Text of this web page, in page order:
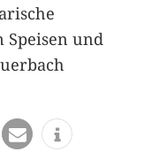
Speisen und